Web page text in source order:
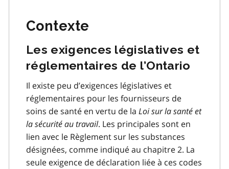
Contexte
Les exigences législatives et
réglementaires de l’Ontario
Il existe peu d’exigences législatives et
réglementaires pour les fournisseurs de
soins de santé en vertu de la Loi sur la santé et
la sécurité au travail. Les principales sont en
lien avec le Règlement sur les substances
désignées, comme indiqué au chapitre 2. La
seule exigence de déclaration liée à ces codes